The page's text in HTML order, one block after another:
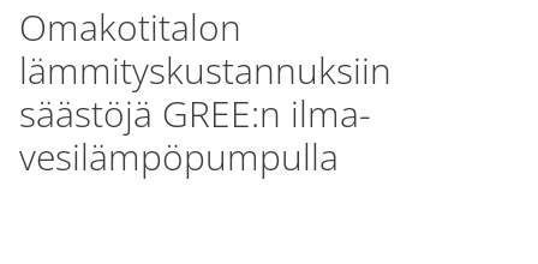
Omakotitalon
lämmityskustannuksiin
säästöjä GREE:n ilma-
vesilämpöpumpulla